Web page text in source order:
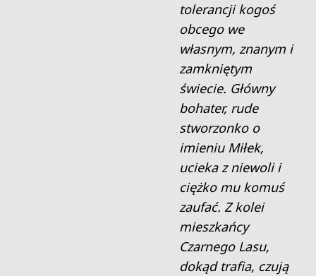
tolerancji kogoś
obcego we
własnym, znanym i
zamkniętym
świecie. Główny
bohater, rude
stworzonko o
imieniu Miłek,
ucieka z niewoli i
ciężko mu komuś
zaufać. Z kolei
mieszkańcy
Czarnego Lasu,
dokąd trafia, czują